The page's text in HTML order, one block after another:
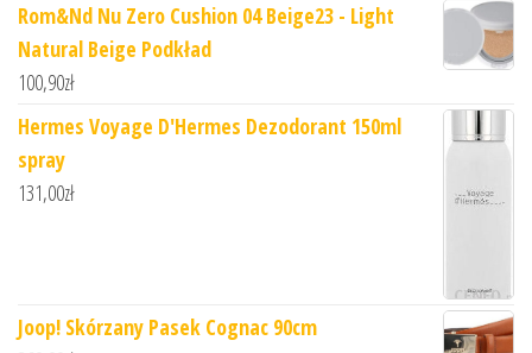
Rom&Nd Nu Zero Cushion 04 Beige23 - Light
Natural Beige Podkład
100,90zł
Hermes Voyage D'Hermes Dezodorant 150ml
spray
131,00zł
Joop! Skórzany Pasek Cognac 90cm